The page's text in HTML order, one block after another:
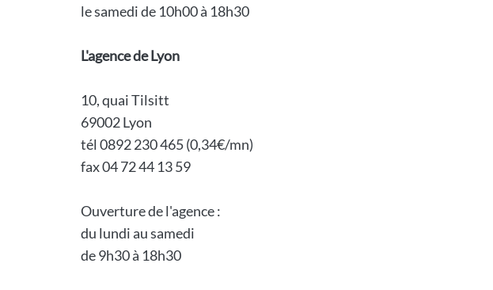
le samedi de 10h00 à 18h30
L'agence de Lyon
10, quai Tilsitt
69002 Lyon
tél 0892 230 465 (0,34€/mn)
fax 04 72 44 13 59
Ouverture de l'agence :
du lundi au samedi
de 9h30 à 18h30